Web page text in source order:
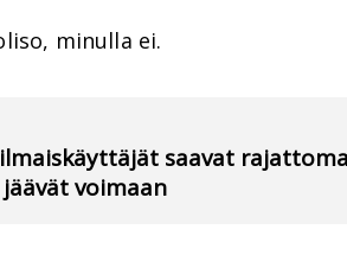
minulla ei.
ilmaiskäyttäjät saavat
voimaan